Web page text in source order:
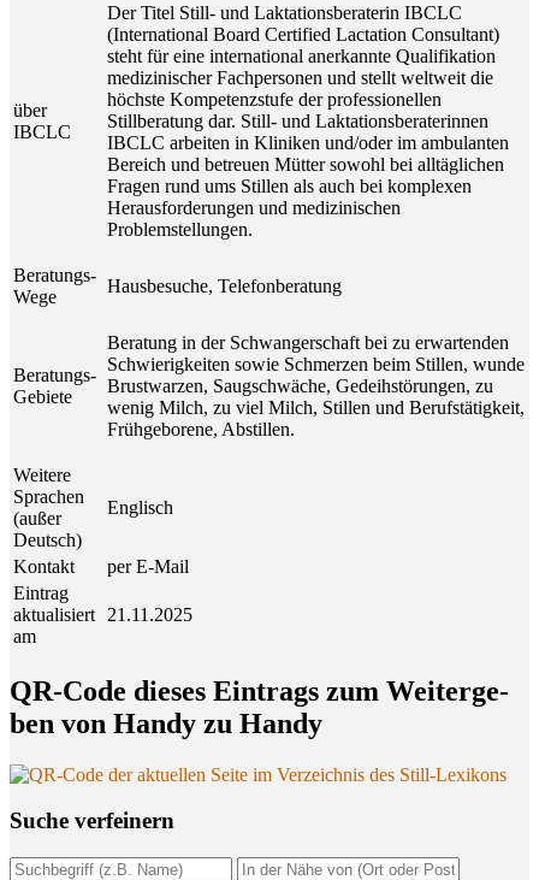
über
IBCLC
Der Titel Still- und Laktationsberaterin IBCLC
(International Board Certified Lactation Consultant)
steht für eine international anerkannte Qualifikation
medizinischer Fachpersonen und stellt weltweit die
höchste Kompetenzstufe der professionellen
Stillberatung dar. Still- und Laktationsberaterinnen
IBCLC arbeiten in Kliniken und/oder im ambulanten
Bereich und betreuen Mütter sowohl bei alltäglichen
Fragen rund ums Stillen als auch bei komplexen
Herausforderungen und medizinischen
Problemstellungen.
Beratungs-
Wege
Hausbesuche, Telefonberatung
Beratungs-
Gebiete
Beratung in der Schwangerschaft bei zu erwartenden
Schwierigkeiten sowie Schmerzen beim Stillen, wunde
Brustwarzen, Saugschwäche, Gedeihstörungen, zu
wenig Milch, zu viel Milch, Stillen und Berufstätigkeit,
Frühgeborene, Abstillen.
Weitere
Sprachen
(außer
Deutsch)
Englisch
Kontakt
per E-Mail
Eintrag
aktualisiert
am
21.11.2025
QR-Code die­ses Ein­trags zum Wei­ter­ge­
ben von Han­dy zu Handy
Suche ver­fei­nern